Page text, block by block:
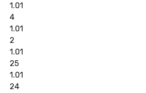
1.01
4
1.01
2
1.01
25
1.01
24